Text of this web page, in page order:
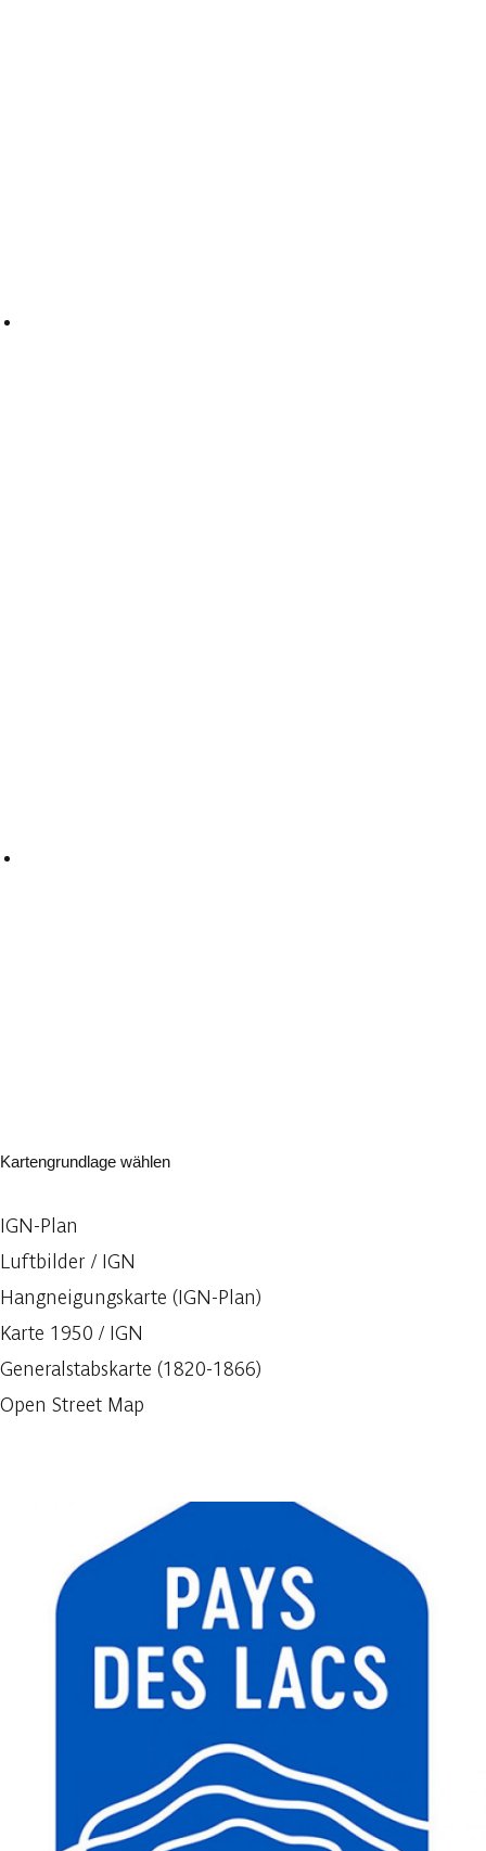
Kartengrundlage wählen
IGN-Plan
Luftbilder / IGN
Hangneigungskarte (IGN-Plan)
Karte 1950 / IGN
Generalstabskarte (1820-1866)
Open Street Map